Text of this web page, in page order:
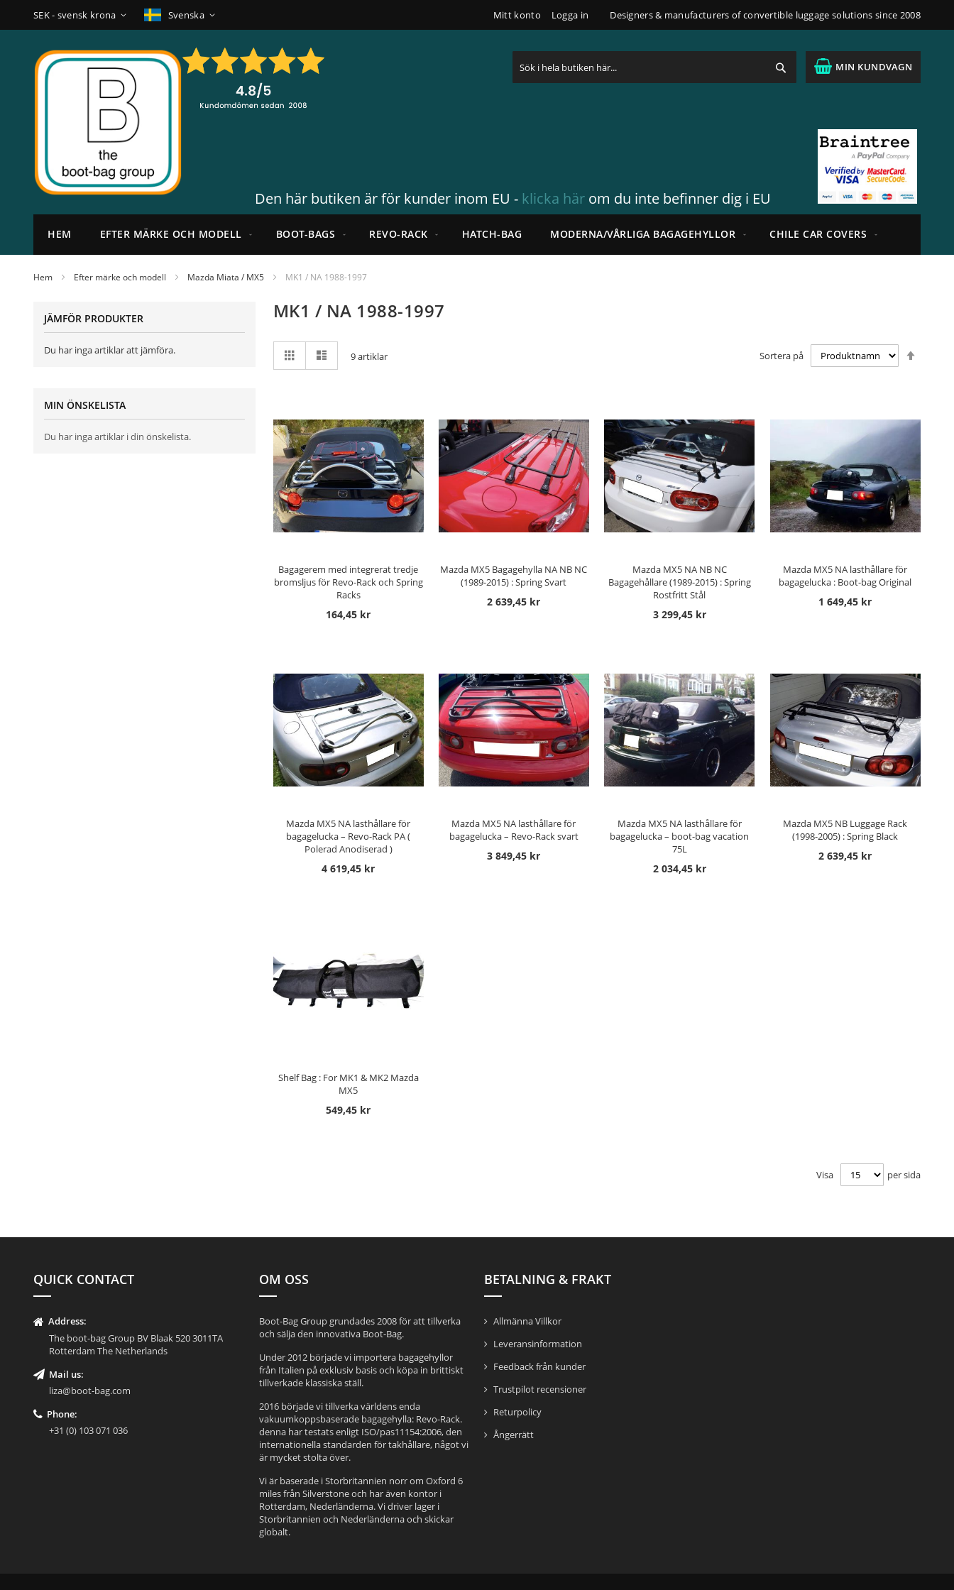
Mitt konto Logga in Designers & manufacturers of convertible luggage solutions since 2008
Hoppa
till
Valuta
SEK - svensk krona Språk Svenska
MIN KUNDVAGN
Den här butiken är för kunder inom EU - klicka här om du inte befinner dig i EU
HEM EFTER MÄRKE OCH MODELL BOOT-BAGS REVO-RACK HATCH-BAG MODERNA/VÅRLIGA BAGAGEHYLLOR CHILE CAR COVERS
Hem Efter märke och modell Mazda Miata / MX5 MK1 / NA 1988-1997
MK1 / NA 1988-1997
som
Rutnät 9artiklar Sortera på
Bagagerem med integrerat tredje
bromsljus för Revo-Rack och Spring
Racks
164,45 kr
LÄGG TILL I KUNDVAGN
Mazda MX5 Bagagehylla NA NB NC
(1989-2015) : Spring Svart
2 639,45 kr
LÄGG TILL I KUNDVAGN
Mazda MX5 NA NB NC
Bagagehållare (1989-2015) : Spring
Rostfritt Stål
3 299,45 kr
LÄGG TILL I KUNDVAGN
Mazda MX5 NA lasthållare för
bagagelucka : Boot-bag Original
1 649,45 kr
LÄGG TILL I KUNDVAGN
Mazda MX5 NA lasthållare för
bagagelucka – Revo-Rack PA (
Polerad Anodiserad )
4 619,45 kr
LÄGG TILL I KUNDVAGN
Mazda MX5 NA lasthållare för
bagagelucka – Revo-Rack svart
3 849,45 kr
LÄGG TILL I KUNDVAGN
Mazda MX5 NA lasthållare för
bagagelucka – boot-bag vacation
75L
2 034,45 kr
LÄGG TILL I KUNDVAGN
Mazda MX5 NB Luggage Rack
(1998-2005) : Spring Black
2 639,45 kr
LÄGG TILL I KUNDVAGN
Shelf Bag : For MK1 & MK2 Mazda
MX5
549,45 kr
Visa per sida
JÄMFÖR PRODUKTER
Du har inga artiklar att jämföra.
MIN ÖNSKELISTA
Du har inga artiklar i din önskelista.
QUICK CONTACT
Address:
The boot-bag Group BV Blaak 520 3011TA
Rotterdam The Netherlands
Mail us:
liza@boot-bag.com
Phone:
+31 (0) 103 071 036
OM OSS
Boot-Bag Group grundades 2008 för att tillverka
och sälja den innovativa Boot-Bag.
Under 2012 började vi importera bagagehyllor
från Italien på exklusiv basis och köpa in brittiskt
tillverkade klassiska ställ.
2016 började vi tillverka världens enda
vakuumkoppsbaserade bagagehylla: Revo-Rack.
denna har testats enligt ISO/pas11154:2006, den
internationella standarden för takhållare, något vi
är mycket stolta över.
Vi är baserade i Storbritannien norr om Oxford 6
miles från Silverstone och har även kontor i
Rotterdam, Nederländerna. Vi driver lager i
Storbritannien och Nederländerna och skickar
globalt.
BETALNING & FRAKT
Allmänna Villkor
Leveransinformation
Feedback från kunder
Trustpilot recensioner
Returpolicy
Ångerrätt